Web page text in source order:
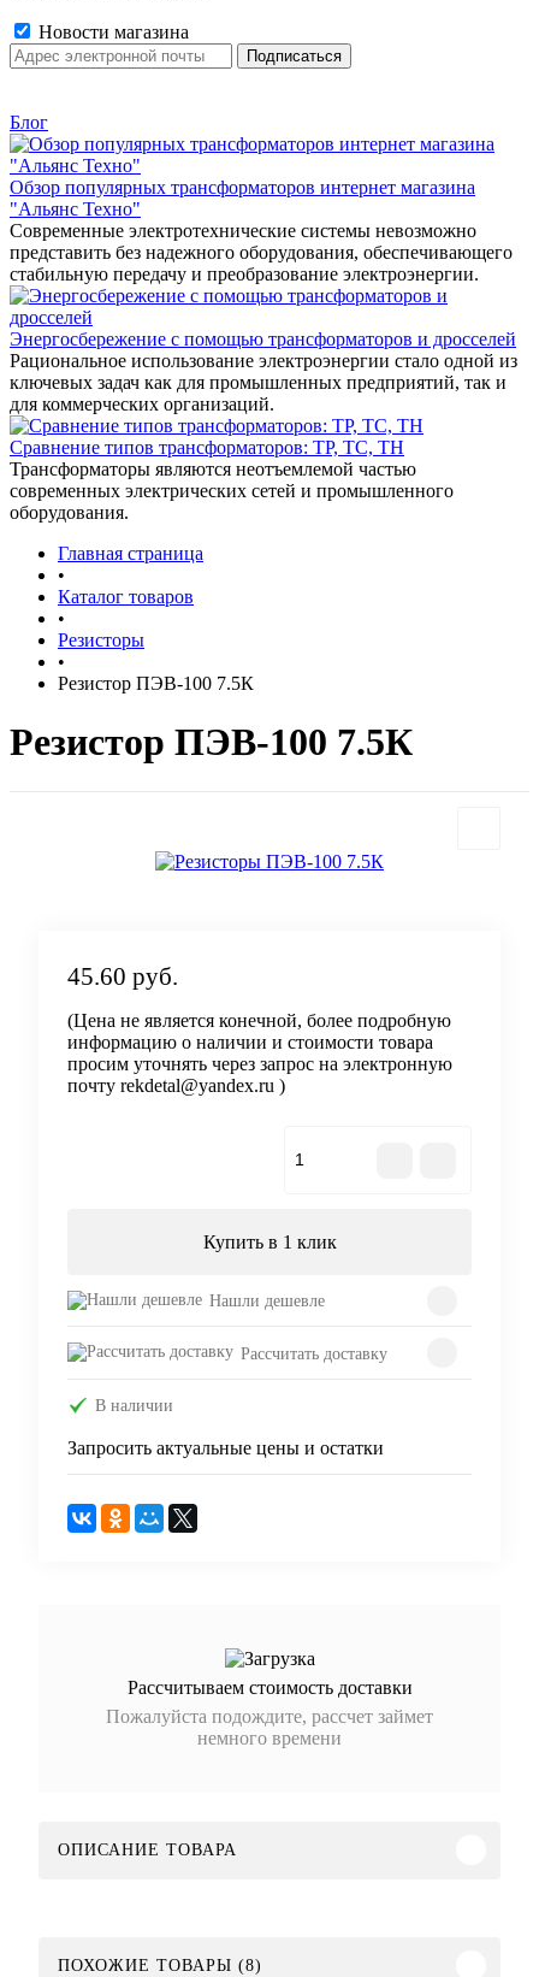
Новости магазина
Блог
Обзор популярных трансформаторов интернет магазина
"Альянс Техно"
Современные электротехнические системы невозможно
представить без надежного оборудования, обеспечивающего
стабильную передачу и преобразование электроэнергии.
Энергосбережение с помощью трансформаторов и дросселей
Рациональное использование электроэнергии стало одной из
ключевых задач как для промышленных предприятий, так и
для коммерческих организаций.
Сравнение типов трансформаторов: ТР, ТС, ТН
Трансформаторы являются неотъемлемой частью
современных электрических сетей и промышленного
оборудования.
Главная страница
•
Каталог товаров
•
Резисторы
•
Резистор ПЭВ-100 7.5К
Резистор ПЭВ-100 7.5К
45.60 руб.
(Цена не является конечной, более подробную
информацию о наличии и стоимости товара
просим уточнять через запрос на электронную
почту rekdetal@yandex.ru )
Купить в 1 клик
Нашли дешевле
Рассчитать доставку
В наличии
Запросить актуальные цены и остатки
Рассчитываем стоимость доставки
Пожалуйста подождите, рассчет займет
немного времени
ОПИСАНИЕ ТОВАРА
ПОХОЖИЕ ТОВАРЫ (8)